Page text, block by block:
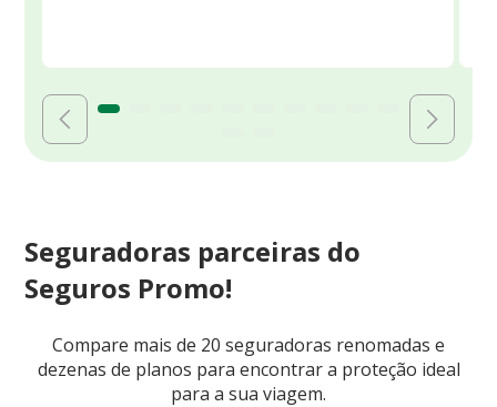
Seguradoras parceiras do
Seguros Promo!
Compare mais de 20 seguradoras renomadas e
dezenas de planos para encontrar a proteção ideal
para a sua viagem.